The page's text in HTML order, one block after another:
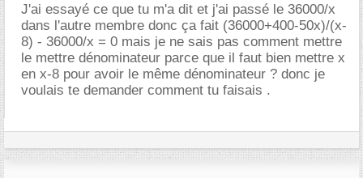
J'ai essayé ce que tu m'a dit et j'ai passé le 36000/x
dans l'autre membre donc ça fait (36000+400-50x)/(x-
8) - 36000/x = 0 mais je ne sais pas comment mettre
le mettre dénominateur parce que il faut bien mettre x
en x-8 pour avoir le même dénominateur ? donc je
voulais te demander comment tu faisais .